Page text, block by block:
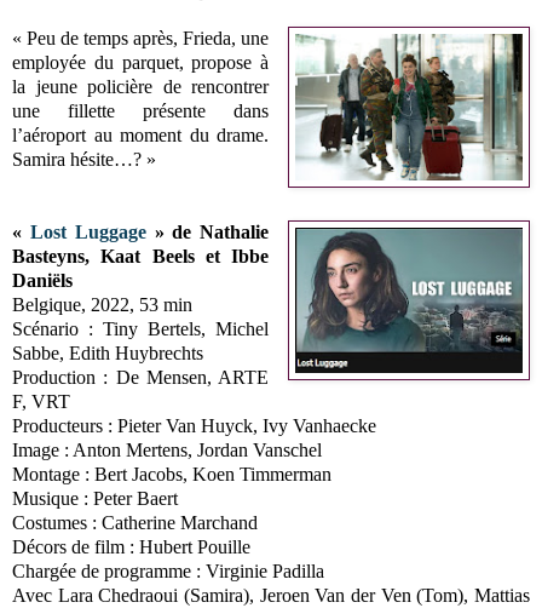
« Peu de temps après, Frieda, une
employée du parquet, propose à
la jeune policière de rencontrer
une fillette présente dans
l’aéroport au moment du drame.
Samira hésite…? »
« Lost Luggage» de Nathalie
Basteyns, Kaat Beels et Ibbe
Daniëls
Belgique, 2022, 53 min
Scénario : Tiny Bertels, Michel
Sabbe, Edith Huybrechts
Production : De Mensen, ARTE
F, VRT
Producteurs : Pieter Van Huyck, Ivy Vanhaecke
Image : Anton Mertens, Jordan Vanschel
Montage : Bert Jacobs, Koen Timmerman
Musique : Peter Baert
Costumes : Catherine Marchand
Décors de film : Hubert Pouille
Chargée de programme : Virginie Padilla
Avec Lara Chedraoui (Samira), Jeroen Van der Ven (Tom), Mattias